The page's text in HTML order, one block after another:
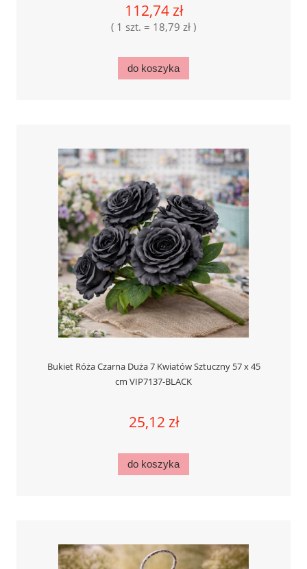
112,74 zł
( 1 szt. = 18,79 zł )
do koszyka
Bukiet Róża Czarna Duża 7 Kwiatów Sztuczny 57 x 45
cm VIP7137-BLACK
25,12 zł
do koszyka